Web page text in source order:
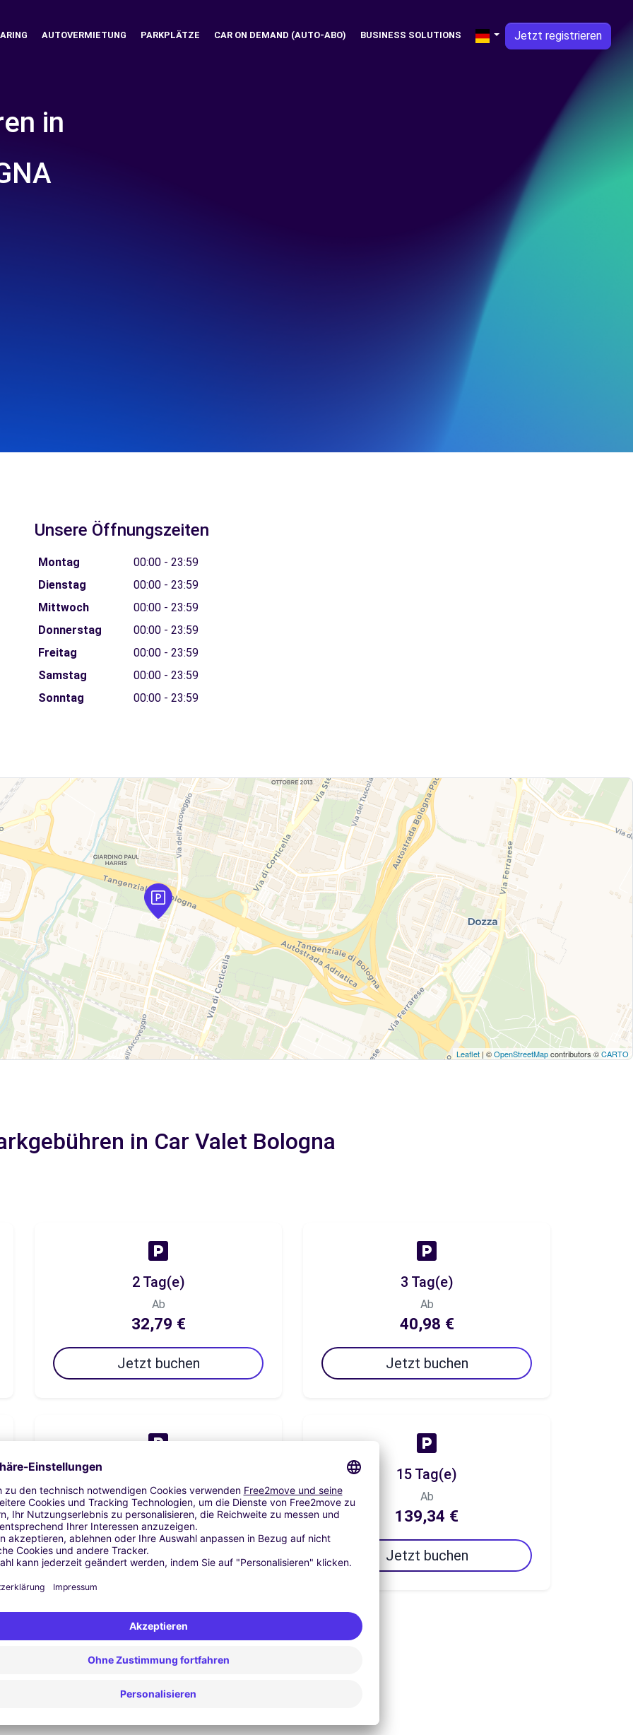
AUTOVERMIETUNG PARKPLÄTZE CAR ON DEMAND (AUTO-ABO) BUSINESS SOLUTIONS Jetzt registrieren
in
Unsere Öffnungszeiten
Montag
00:00 - 23:59
Dienstag
00:00 - 23:59
Mittwoch
00:00 - 23:59
Donnerstag
00:00 - 23:59
Freitag
00:00 - 23:59
Samstag
00:00 - 23:59
Sonntag
00:00 - 23:59
Leaflet | ©OpenStreetMapcontributors ©CARTO
in Car Valet Bologna
2 Tag(e)
Ab
32,79 €
Jetzt buchen
3 Tag(e)
Ab
40,98 €
Jetzt buchen
Ab
73,77 €
Jetzt buchen
15 Tag(e)
Ab
139,34 €
Jetzt buchen
Alle Angebote anzeigen